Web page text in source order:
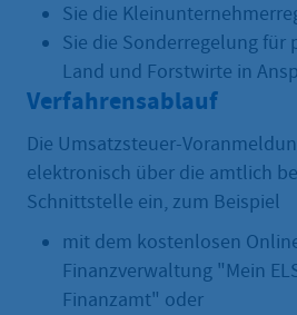
Sie die
Sie die Sonderregelung für
Land und Forstwirte in
Verfahrensablauf
Die Umsatzsteuer-
elektronisch über die amtlich
Schnittstelle ein, zum Beispiel
mit dem kostenlosen
Finanzverwaltung "Mein
Finanzamt" oder